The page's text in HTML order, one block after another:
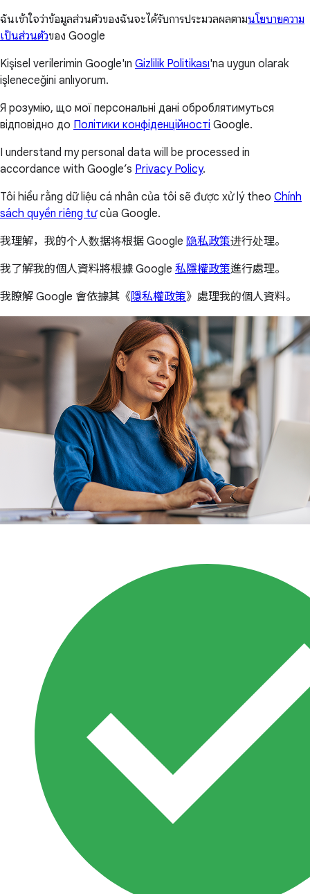
ฉันเข้าใจว่าข้อมูลส่วนตัวของฉันจะได้รับการประมวลผลตามนโยบายความ
เป็นส่วนตัวของ Google
Kişisel verilerimin Google'ın Gizlilik Politikası'na uygun olarak
işleneceğini anlıyorum.
Я розумію, що мої персональні дані оброблятимуться
відповідно до Політики конфіденційності Google.
I understand my personal data will be processed in
accordance with Google’s Privacy Policy.
Tôi hiểu rằng dữ liệu cá nhân của tôi sẽ được xử lý theo Chính
sách quyền riêng tưcủa Google.
我理解，我的个人数据将根据 Google 隐私政策进行处理。
我了解我的個人資料將根據 Google 私隱權政策進行處理。
我瞭解 Google 會依據其《隱私權政策》處理我的個人資料。